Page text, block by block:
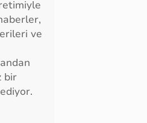
ve
bir